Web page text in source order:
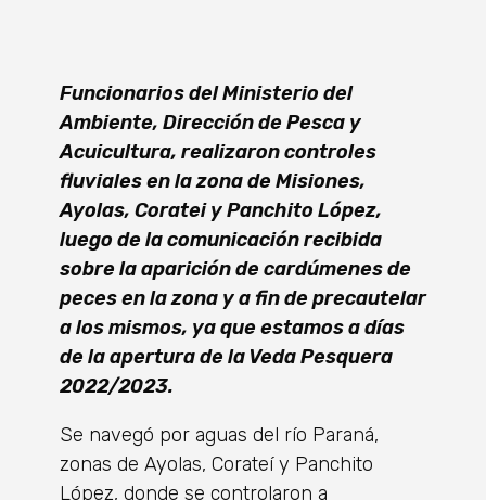
Funcionarios del Ministerio del
Ambiente, Dirección de Pesca y
Acuicultura, realizaron controles
fluviales en la zona de Misiones,
Ayolas, Coratei y Panchito López,
luego de la comunicación recibida
sobre la aparición de cardúmenes de
peces en la zona y a fin de precautelar
a los mismos, ya que estamos a días
de la apertura de la Veda Pesquera
2022/2023.
Se navegó por aguas del río Paraná,
zonas de Ayolas, Corateí y Panchito
López, donde se controlaron a